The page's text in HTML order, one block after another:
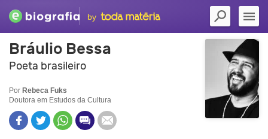
by
Bráulio Bessa
Poeta brasileiro
Por Rebeca Fuks
Doutora em Estudos da Cultura